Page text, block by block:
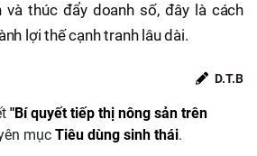
thúc đẩy doanh số, đây là cách
lợi thế cạnh tranh lâu dài.
D.T.B
"Bí quyết tiếp thị nông sản trên
mục Tiêu dùng sinh thái.